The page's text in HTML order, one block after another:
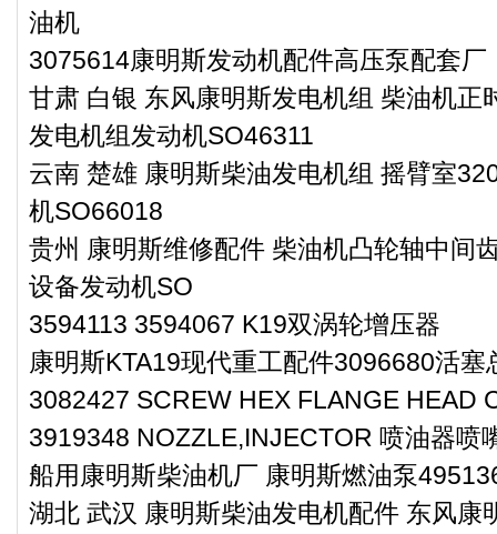
油机
3075614康明斯发动机配件高压泵配套厂
甘肃 白银 东风康明斯发电机组 柴油机正
发电机组发动机SO46311
云南 楚雄 康明斯柴油发电机组 摇臂室
机SO66018
贵州 康明斯维修配件 柴油机凸轮轴中间
设备发动机SO
3594113 3594067 K19双涡轮增压器
康明斯KTA19现代重工配件3096680活塞
3082427 SCREW HEX FLANGE HEAD
3919348 NOZZLE,INJECTOR 喷油器喷
船用康明斯柴油机厂 康明斯燃油泵
湖北 武汉 康明斯柴油发电机配件 东风康